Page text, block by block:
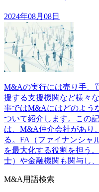
2024年08月08日
M&Aの実行には売り手、
援する支援機関など様々
事ではM&Aにはどのよう
ついて紹介します。この
は、M&A仲介会社があり
る。FA（ファイナンシャ
を最大化する役割を担う
士）や金融機関も関与し、
M&A用語検索